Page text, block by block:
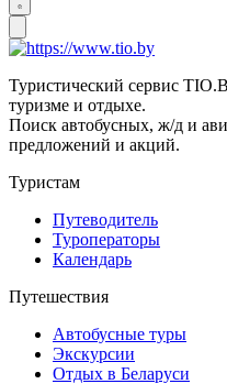
Туристический сервис
туризме и отдыхе.
Поиск автобусных, ж/д и
предложений и акций.
Туристам
Путеводитель
Туроператоры
Календарь
Путешествия
Автобусные туры
Экскурсии
Отдых в Беларуси